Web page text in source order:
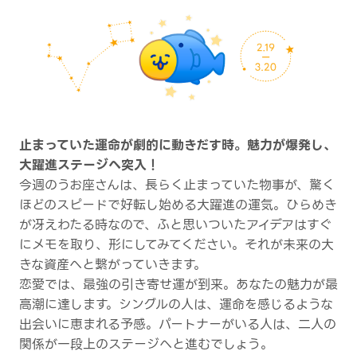
止まっていた運命が劇的に動きだす時。魅力が爆発し、
大躍進ステージへ突入！
今週のうお座さんは、長らく止まっていた物事が、驚く
ほどのスピードで好転し始める大躍進の運気。ひらめき
が冴えわたる時なので、ふと思いついたアイデアはすぐ
にメモを取り、形にしてみてください。それが未来の大
きな資産へと繋がっていきます。
恋愛では、最強の引き寄せ運が到来。あなたの魅力が最
高潮に達します。シングルの人は、運命を感じるような
出会いに恵まれる予感。パートナーがいる人は、二人の
関係が一段上のステージへと進むでしょう。